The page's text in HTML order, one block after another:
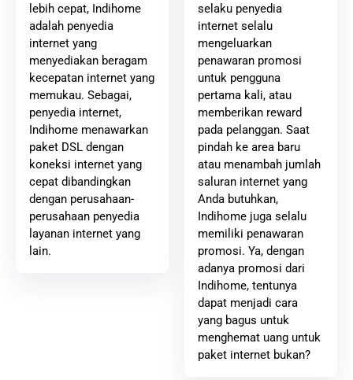
lebih cepat, Indihome
adalah penyedia
internet yang
menyediakan beragam
kecepatan internet yang
memukau. Sebagai,
penyedia internet,
Indihome menawarkan
paket DSL dengan
koneksi internet yang
cepat dibandingkan
dengan perusahaan-
perusahaan penyedia
layanan internet yang
lain.
selaku penyedia
internet selalu
mengeluarkan
penawaran promosi
untuk pengguna
pertama kali, atau
memberikan reward
pada pelanggan. Saat
pindah ke area baru
atau menambah jumlah
saluran internet yang
Anda butuhkan,
Indihome juga selalu
memiliki penawaran
promosi. Ya, dengan
adanya promosi dari
Indihome, tentunya
dapat menjadi cara
yang bagus untuk
menghemat uang untuk
paket internet bukan?